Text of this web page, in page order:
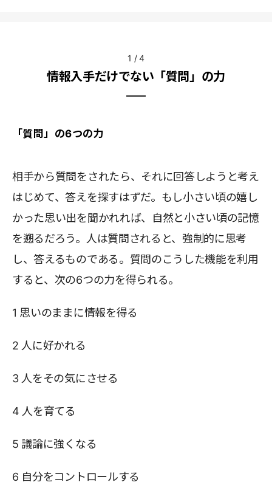
1 /4
情報入手だけでない「質問」の力
「質問」の6つの力
相手から質問をされたら、それに回答しようと考え
はじめて、答えを探すはずだ。もし小さい頃の嬉し
かった思い出を聞かれれば、自然と小さい頃の記憶
を遡るだろう。人は質問されると、強制的に思考
し、答えるものである。質問のこうした機能を利用
すると、次の6つの力を得られる。
1 思いのままに情報を得る
2 人に好かれる
3 人をその気にさせる
4 人を育てる
5 議論に強くなる
6 自分をコントロールする